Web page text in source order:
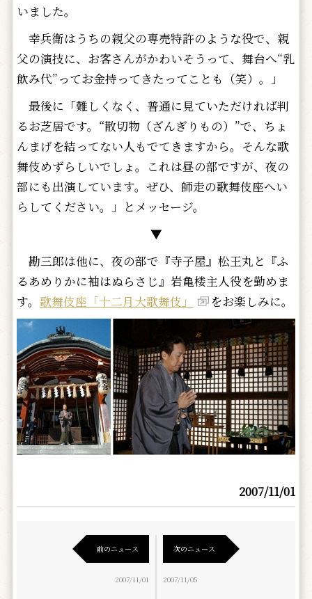
いました。
幸兵衛はうちの親父の専売特許のような役で、親
父の演技に、お客さんがかわいそうって、舞台へ“乳
飲み代”ってお金持ってきたってことも（笑）。」
最後に「難しくなく、普通に見ていただければ判
るお芝居です。“散切物（ざんぎりもの）”で、ちょ
んまげを結ってない人もでてきますから。そんな歌
舞伎めずらしいでしょ。これは昼の部ですが、夜の
部にも出演しています。ぜひ、師走の歌舞伎座へい
らしてください。」とメッセージ。
▼
勘三郎は他に、夜の部で『寺子屋』松王丸と『ふ
るあめりかに袖はぬらさじ』岩亀楼主人役を勤めま
す。 歌舞伎座「十二月大歌舞伎」 をお楽しみに。
2007/11/01
前のニュース
2007/11/01
次のニュース
2007/11/05